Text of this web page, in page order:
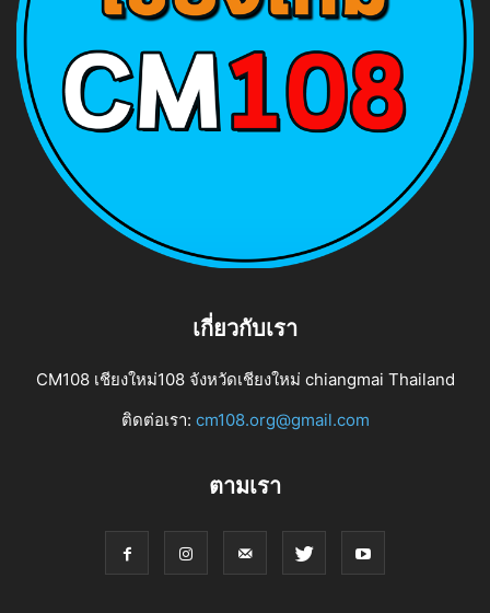
เกี่ยวกับเรา
CM108 เชียงใหม่108 จังหวัดเชียงใหม่ chiangmai Thailand
ติดต่อเรา: cm108.org@gmail.com
ตามเรา